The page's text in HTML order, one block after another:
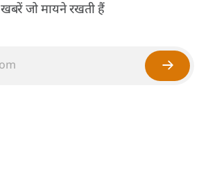
खबरें जो मायने रखती हैं